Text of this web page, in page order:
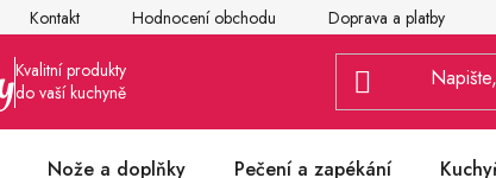
Kontakt Hodnocení obchodu Doprava a platby
Nože a doplňky Pečení a zapékání